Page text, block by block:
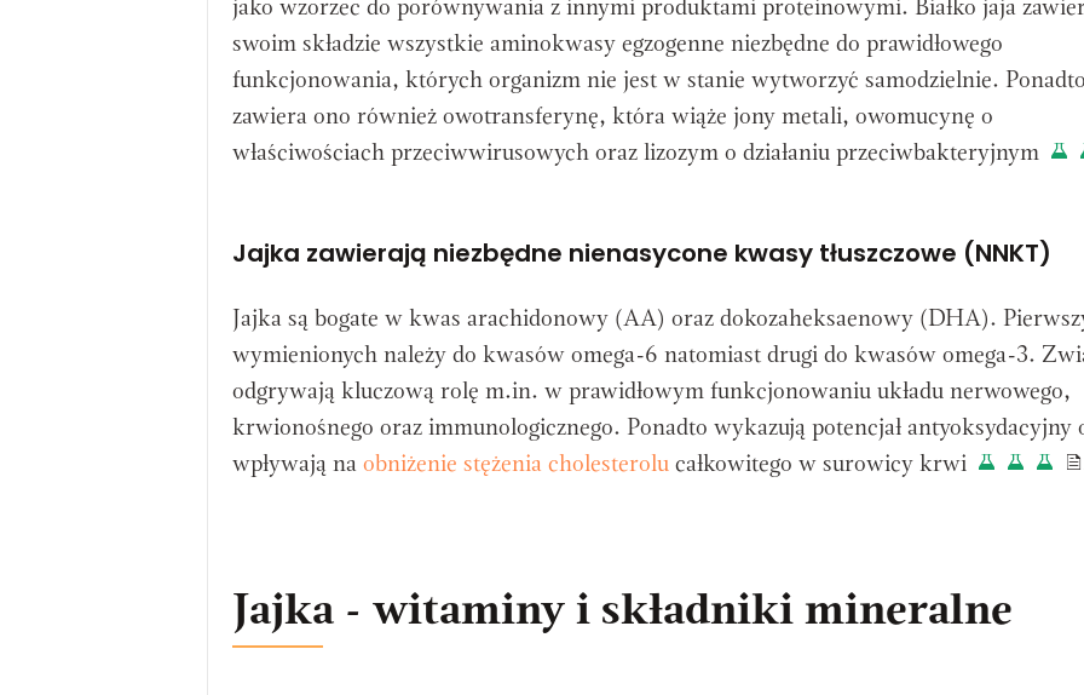
jako wzorzec do porównywania z innymi produktami proteinowymi. Białko jaja
swoim składzie wszystkie aminokwasy egzogenne niezbędne do prawidłowego
funkcjonowania, których organizm nie jest w stanie wytworzyć samodzielnie. Ponadto
zawiera ono również owotransferynę, która wiąże jony metali, owomucynę o
właściwościach przeciwwirusowych oraz lizozym o działaniu przeciwbakteryjnym
Jajka zawierają niezbędne nienasycone kwasy tłuszczowe (NNKT)
Jajka są bogate w kwas arachidonowy (AA) oraz dokozaheksaenowy (DHA).
wymienionych należy do kwasów omega-6 natomiast drugi do kwasów omega-3.
odgrywają kluczową rolę m.in. w prawidłowym funkcjonowaniu układu nerwowego,
krwionośnego oraz immunologicznego. Ponadto wykazują potencjał antyoksydacyjny
wpływają na obniżenie stężenia cholesterolu całkowitego w surowicy krwi
Jajka - witaminy i składniki mineralne